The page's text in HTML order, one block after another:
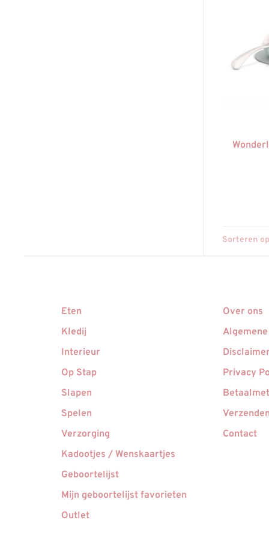
Sorteren
Eten
Kledij
Interieur
Op Stap
Slapen
Spelen
Verzorging
Kadootjes / Wenskaartjes
Geboortelijst
Mijn geboortelijst favorieten
Outlet
Over ons
Privacy
Contact